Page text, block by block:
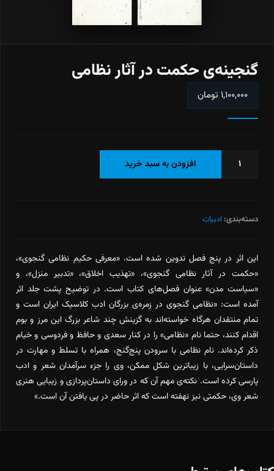
گنجینه‌ی حکمت در آثار نظامی
۱,۱۰۰,۰۰۰ تومان
گنجینه‌ی
نظامی
افزودن به سبد خرید
دسته‌بندی: ادبیات
این اثر در پنج فصل تدوین شده است. «معرفی حکیم نظامی گنجوی»،
«حکمت در آثار نظامی گنجوی»، «تهذیب اخلاق»، «تدبیر منزل»، و
«سیاست مدن» عنوان فصل‌های کتاب است. در توضیح پشت جلد اثر
آمده است: «نظامی گنجوی در زمره‌ی بزرگان ادب کلاسیک ایران است و
تمام منتقدان هرگاه خواسته‌اند به گزینش چند شاعر بزرگ این مرز و بوم
اقدام کنند، حتما نام «نظامی» را در کنار سعدی و حافظ و فردوسی و خیام
ذکر کرده‌اند. نام نظامی با سرودن پنج‌گنج، همراه با تسلط و مهارت در
داستان‌سرایی، با زیباترین شکل ممکن، وی را جزء سرآمدان شعر و ادب
پارسی کرده است. نکته‌ی مهم آن که در ورای داستان‌پردازی و زیبایی هنری
شعر وی، حکمتی نیز نهفته است که اثر حاضر در پی یافتن آن است.»